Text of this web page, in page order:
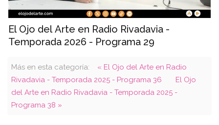
El Ojo del Arte en Radio Rivadavia -
Temporada 2026 - Programa 29
Más en esta categoría:
« El Ojo del Arte en Radio
Rivadavia - Temporada 2025 - Programa 36
El Ojo
del Arte en Radio Rivadavia - Temporada 2025 -
Programa 38 »